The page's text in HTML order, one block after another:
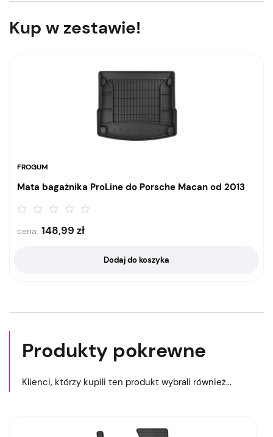
Kup w zestawie!
FROGUM
Mata bagażnika ProLine do Porsche Macan od 2013
cena: 148,99 zł
Dodaj do koszyka
Produkty pokrewne
Klienci, którzy kupili ten produkt wybrali również...